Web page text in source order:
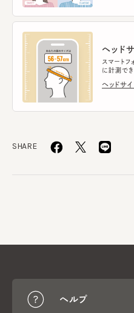
ヘッド
スマートフ
に計測でき
ヘッドサ
SHARE
ヘルプ